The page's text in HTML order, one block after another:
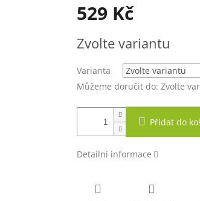
529 Kč
cena:
Zvolte variantu
Varianta
Můžeme doručit do: Zvolte
Přidat do
Detailní informace